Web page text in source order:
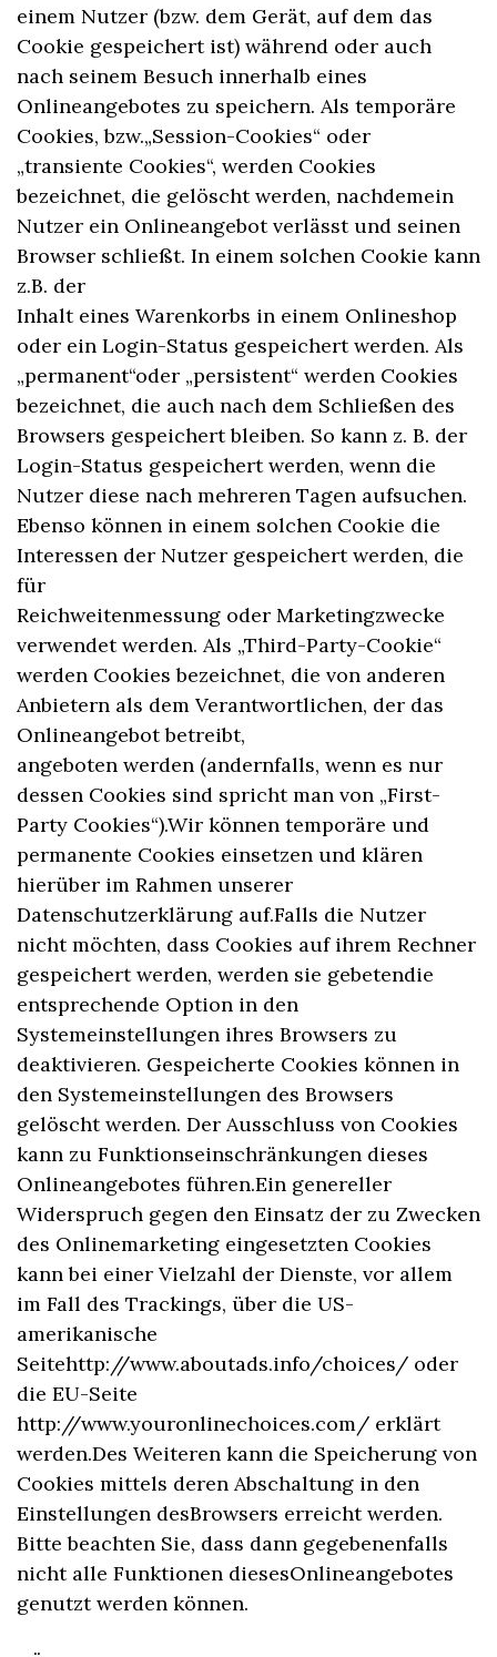
einem Nutzer (bzw. dem Gerät, auf dem das
Cookie gespeichert ist) während oder auch
nach seinem Besuch innerhalb eines
Onlineangebotes zu speichern. Als temporäre
Cookies, bzw.„Session-Cookies“ oder
„transiente Cookies“, werden Cookies
bezeichnet, die gelöscht werden, nachdemein
Nutzer ein Onlineangebot verlässt und seinen
Browser schließt. In einem solchen Cookie kann
z.B. der
Inhalt eines Warenkorbs in einem Onlineshop
oder ein Login-Status gespeichert werden. Als
„permanent“oder „persistent“ werden Cookies
bezeichnet, die auch nach dem Schließen des
Browsers gespeichert bleiben. So kann z. B. der
Login-Status gespeichert werden, wenn die
Nutzer diese nach mehreren Tagen aufsuchen.
Ebenso können in einem solchen Cookie die
Interessen der Nutzer gespeichert werden, die
für
Reichweitenmessung oder Marketingzwecke
verwendet werden. Als „Third-Party-Cookie“
werden Cookies bezeichnet, die von anderen
Anbietern als dem Verantwortlichen, der das
Onlineangebot betreibt,
angeboten werden (andernfalls, wenn es nur
dessen Cookies sind spricht man von „First-
Party Cookies“).Wir können temporäre und
permanente Cookies einsetzen und klären
hierüber im Rahmen unserer
Datenschutzerklärung auf.Falls die Nutzer
nicht möchten, dass Cookies auf ihrem Rechner
gespeichert werden, werden sie gebetendie
entsprechende Option in den
Systemeinstellungen ihres Browsers zu
deaktivieren. Gespeicherte Cookies können in
den Systemeinstellungen des Browsers
gelöscht werden. Der Ausschluss von Cookies
kann zu Funktionseinschränkungen dieses
Onlineangebotes führen.Ein genereller
Widerspruch gegen den Einsatz der zu Zwecken
des Onlinemarketing eingesetzten Cookies
kann bei einer Vielzahl der Dienste, vor allem
im Fall des Trackings, über die US-
amerikanische
Seitehttp://www.aboutads.info/choices/ oder
die EU-Seite
http://www.youronlinechoices.com/ erklärt
werden.Des Weiteren kann die Speicherung von
Cookies mittels deren Abschaltung in den
Einstellungen desBrowsers erreicht werden.
Bitte beachten Sie, dass dann gegebenenfalls
nicht alle Funktionen diesesOnlineangebotes
genutzt werden können.